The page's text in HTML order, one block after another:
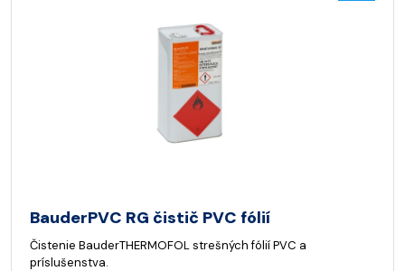
BauderPVC RG čistič PVC fólií
Čistenie BauderTHERMOFOL strešných fólií PVC a
príslušenstva.